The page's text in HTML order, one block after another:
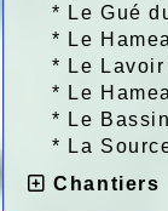
* Le Gué
* Le
* Le
* Le
* Le
* La
Chantiers